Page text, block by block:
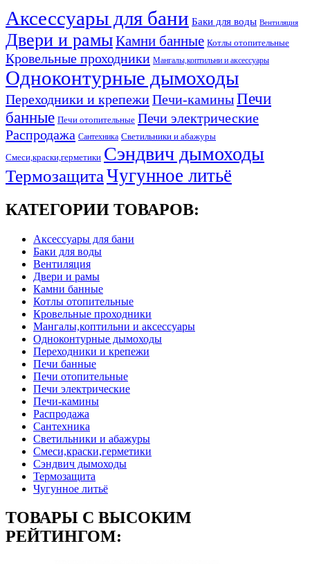
Аксессуары для бани Баки для воды Вентиляция
Двери и рамыКамни банные Котлы отопительные
Кровельные проходники Мангалы,коптильни и аксессуары
Одноконтурные дымоходы
Переходники и крепежиПечи-каминыПечи
банные Печи отопительные Печи электрические
Распродажа Сантехника Светильники и абажуры
Смеси,краски,герметики Сэндвич дымоходы
ТермозащитаЧугунное литьё
КАТЕГОРИИ ТОВАРОВ:
Аксессуары для бани
Баки для воды
Вентиляция
Двери и рамы
Камни банные
Котлы отопительные
Кровельные проходники
Мангалы,коптильни и аксессуары
Одноконтурные дымоходы
Переходники и крепежи
Печи банные
Печи отопительные
Печи электрические
Печи-камины
Распродажа
Сантехника
Светильники и абажуры
Смеси,краски,герметики
Сэндвич дымоходы
Термозащита
Чугунное литьё
ТОВАРЫ С ВЫСОКИМ
РЕЙТИНГОМ: